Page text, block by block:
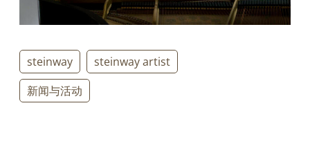
steinway
steinway artist
新闻与活动